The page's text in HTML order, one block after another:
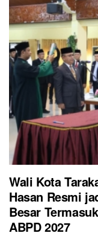
Wali Kota
Hasan Resmi
Besar
ABPD 2027